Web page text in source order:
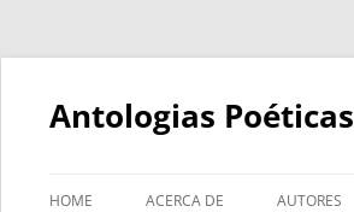
Skip
Antologias Poéticas
HOME ACERCA DE AUTORES